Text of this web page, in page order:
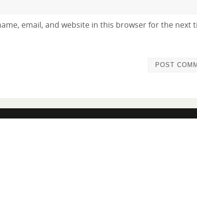
email, and website in this browser for the next